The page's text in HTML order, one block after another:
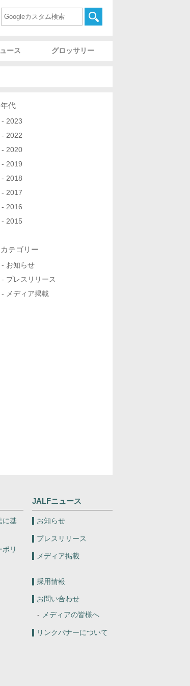
Lodging Foundation 財団法人宿泊施設活性化機構
ース グロッサリー
年代
2023
2022
2020
2019
2018
2017
2016
2015
カテゴリー
お知らせ
プレスリリース
メディア掲載
に基
ポリ
JALFニュース
お知らせ
プレスリリース
メディア掲載
採用情報
お問い合わせ
メディアの皆様へ
リンクバナーについて